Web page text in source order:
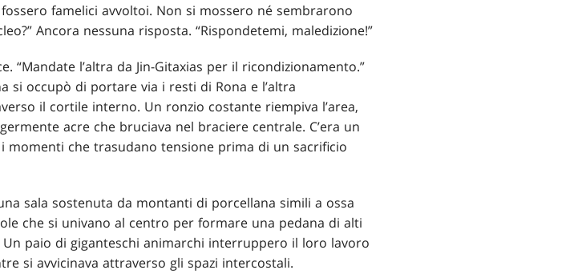
famelici avvoltoi. Non si mossero né sembrarono
Ancora nessuna risposta. “Rispondetemi, maledizione!”
“Mandate l’altra da Jin-Gitaxias per il ricondizionamento.”
si occupò di portare via i resti di Rona e l’altra
il cortile interno. Un ronzio costante riempiva l’area,
acre che bruciava nel braciere centrale. C’era un
momenti che trasudano tensione prima di un sacrificio
sala sostenuta da montanti di porcellana simili a ossa
che si univano al centro per formare una pedana di alti
paio di giganteschi animarchi interruppero il loro lavoro
si avvicinava attraverso gli spazi intercostali.